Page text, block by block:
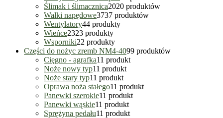
Ślimak i ślimacznica2020 produktów
Wałki napędowe3737 produktów
Wentylatory44 produkty
Wieńce2323 produkty
Wsporniki22 produkty
Części do nożyc zremb NM4-4099 produktów
Cięgno - agrafka11 produkt
Noże nowy typ11 produkt
Noże stary typ11 produkt
Oprawa noża stałego11 produkt
Panewki szerokie11 produkt
Panewki wąskie11 produkt
Sprężyna pedału11 produkt